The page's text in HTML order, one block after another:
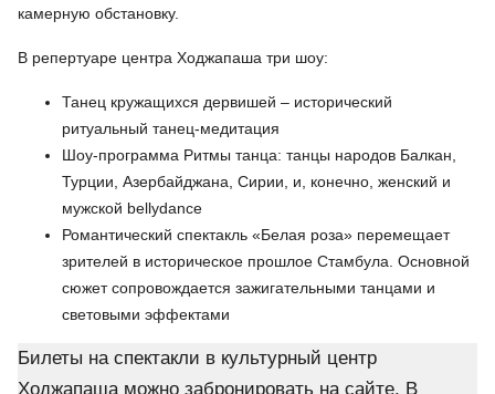
камерную обстановку.
В репертуаре центра Ходжапаша три шоу:
Танец кружащихся дервишей – исторический
ритуальный танец-медитация
Шоу-программа Ритмы танца: танцы народов Балкан,
Турции, Азербайджана, Сирии, и, конечно, женский и
мужской bellydance
Романтический спектакль «Белая роза» перемещает
зрителей в историческое прошлое Стамбула. Основной
сюжет сопровождается зажигательными танцами и
световыми эффектами
Билеты на спектакли в культурный центр
Ходжапаша можно забронировать на сайте. В